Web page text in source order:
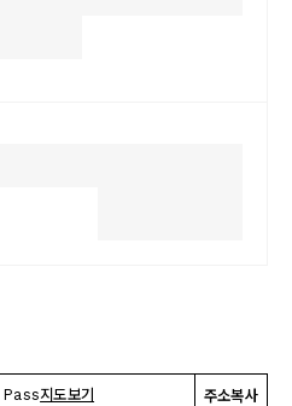
지도보기 주소복사